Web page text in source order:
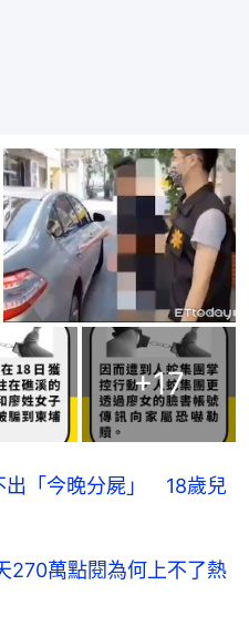
+17
出「今晚分屍」 18歲兒
270萬點閱為何上不了熱